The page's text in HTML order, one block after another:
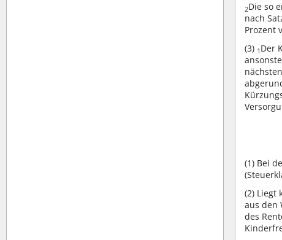
2Die so
nach
Prozent
(3) 1 Der
(1) Bei
(2) Liegt
aus den
des